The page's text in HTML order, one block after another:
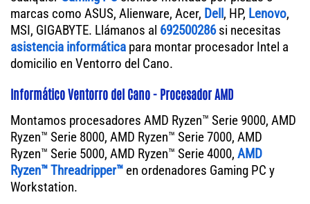
marcas como ASUS, Alienware, Acer, Dell, HP, Lenovo,
MSI, GIGABYTE. Llámanos al 692500286si necesitas
asistencia informática para montar procesador Intel a
domicilio en Ventorro del Cano.
Informático Ventorro del Cano - Procesador AMD
Montamos procesadores AMD Ryzen™ Serie 9000, AMD
Ryzen™ Serie 8000, AMD Ryzen™ Serie 7000, AMD
Ryzen™ Serie 5000, AMD Ryzen™ Serie 4000, AMD
Ryzen™ Threadripper™ en ordenadores Gaming PC y
Workstation.